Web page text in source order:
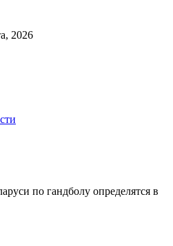
2026
по гандболу определятся в